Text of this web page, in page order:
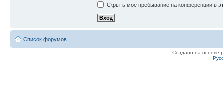
Скрыть моё пребывание на конференции в
Список форумов
Создано на основе